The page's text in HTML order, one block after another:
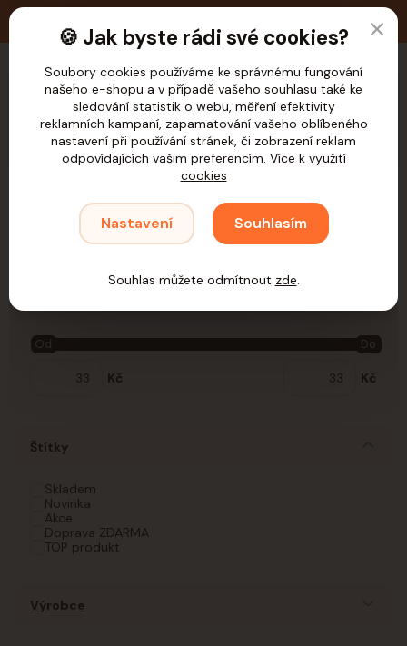
CZK
Samohýl Vybavení klecí (krmítka,bidýlka,...) Akva/Tera
Akva/Tera
Kč
Od Do
Kč
Štítky
Skladem
Novinka
Akce
Doprava ZDARMA
TOP produkt
Výrobce
🍪 Jak byste rádi své cookies?
Soubory cookies používáme ke správnému fungování
našeho e-shopu a v případě vašeho souhlasu také ke
sledování statistik o webu, měření efektivity
reklamních kampaní, zapamatování vašeho oblíbeného
nastavení při používání stránek, či zobrazení reklam
odpovídajících vašim preferencím. Více k využití
cookies
Nastavení Souhlasím
Souhlas můžete odmítnout zde.